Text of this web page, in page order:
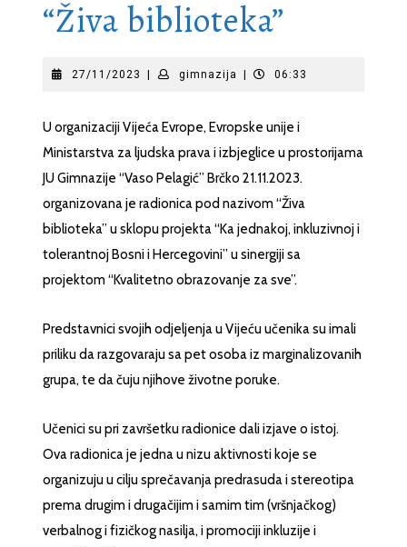
“Živa biblioteka”
27/11/2023 27/11/2023gimnazija gimnazija
06:33
U organizaciji Vijeća Evrope, Evropske unije i
Ministarstva za ljudska prava i izbjeglice u prostorijama
JU Gimnazije “Vaso Pelagić” Brčko 21.11.2023.
organizovana je radionica pod nazivom “Živa
biblioteka” u sklopu projekta “Ka jednakoj, inkluzivnoj i
tolerantnoj Bosni i Hercegovini” u sinergiji sa
projektom “Kvalitetno obrazovanje za sve”.
Predstavnici svojih odjeljenja u Vijeću učenika su imali
priliku da razgovaraju sa pet osoba iz marginalizovanih
grupa, te da čujunjihove životne poruke.
Učenici su pri završetku radionice dali izjave o istoj.
Ova radionica je jedna u nizu aktivnosti koje se
organizuju u cilju sprečavanja predrasuda i stereotipa
prema drugim i drugačijim i samim tim (vršnjačkog)
verbalnog i fizičkog nasilja, i promociji inkluzije i